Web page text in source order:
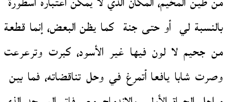
بالنسبة لي أو حتى جنة كما يظن البعض، إنما قطعة
من جحيم لا لون فيها غير الأسود، كبرت وترعرعت
وصرت شابا يافعا أتمرغ في وحل تناقضاته، فما بين